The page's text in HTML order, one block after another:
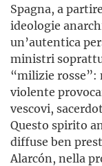
Spagna, a
ideologie
un’autentica
ministri
“milizie rosse”:
violente
vescovi,
Questo spirito
diffuse ben
Alarcón, nella